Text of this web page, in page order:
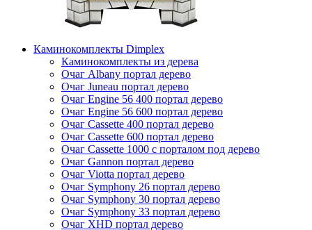
Каминокомплекты Dimplex
Каминокомплекты из дерева
Очаг Albany портал дерево
Очаг Juneau портал дерево
Очаг Engine 56 400 портал дерево
Очаг Engine 56 600 портал дерево
Очаг Cassette 400 портал дерево
Очаг Cassette 600 портал дерево
Очаг Cassette 1000 с порталом под дерево
Очаг Gannon портал дерево
Очаг Viotta портал дерево
Очаг Symphony 26 портал дерево
Очаг Symphony 30 портал дерево
Очаг Symphony 33 портал дерево
Очаг XHD портал дерево